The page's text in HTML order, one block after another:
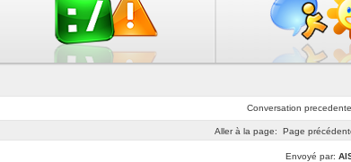
Conversation precedente
Aller à la page: Page
Envoyé par: